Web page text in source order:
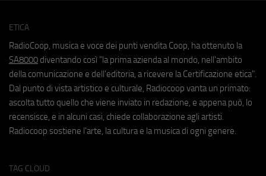
ETICA
RadioCoop, musica e voce dei punti vendita Coop, ha ottenuto la
SA8000 diventando così "la prima azienda al mondo, nell'ambito
della comunicazione e dell'editoria, a ricevere la Certificazione etica".
Dal punto di vista artistico e culturale, Radiocoop vanta un primato:
ascolta tutto quello che viene inviato in redazione, e appena può, lo
recensisce, e in alcuni casi, chiede collaborazione agli artisti.
Radiocoop sostiene l'arte, la cultura e la musica di ogni genere.
TAG CLOUD